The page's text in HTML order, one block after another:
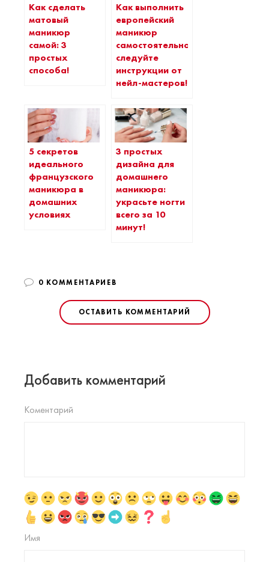
Как сделать
матовый
маникюр
самой: 3
простых
способа!
Как выполнить
европейский
маникюр
самостоятельно:
следуйте
инструкции от
нейл-мастеров!
5 секретов
идеального
французского
маникюра в
домашних
условиях
3 простых
дизайна для
домашнего
маникюра:
украсьте ногти
всего за 10
минут!
0 КОММЕНТАРИЕВ
ОСТАВИТЬ КОММЕНТАРИЙ
Добавить комментарий
Коментарий
Имя